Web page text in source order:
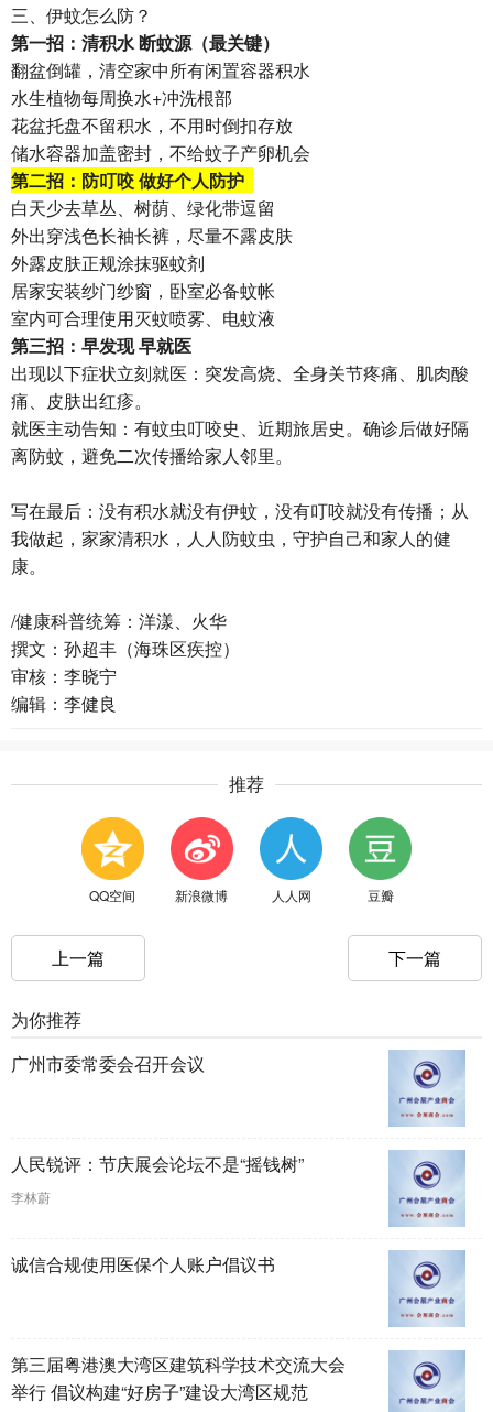
三、伊蚊怎么防？
第一招： 清积水断蚊源（最关键）
翻盆倒罐，清空家中所有闲置容器积水
水生植物每周换水+冲洗根部
花盆托盘不留积水，不用时倒扣存放
储水容器加盖密封，不给蚊子产卵机会
第二招： 防叮咬 做好个人防护
白天少去草丛、树荫、绿化带逗留
外出穿浅色长袖长裤，尽量不露皮肤
外露皮肤正规涂抹驱蚊剂
居家安装纱门纱窗，卧室必备蚊帐
室内可合理使用灭蚊喷雾、电蚊液
第三招： 早发现 早就医
出现以下症状立刻就医：突发高烧、全身关节疼痛、肌肉酸
痛、皮肤出红疹。
就医主动告知：有蚊虫叮咬史、近期旅居史。确诊后做好隔
离防蚊，避免二次传播给家人邻里。
写在最后：没有积水就没有伊蚊，没有叮咬就没有传播；从
我做起，家家清积水，人人防蚊虫，守护自己和家人的健
康。
/健康科普统筹：洋漾、火华
撰文：孙超丰（海珠区疾控）
审核：李晓宁
编辑：李健良
推荐
QQ空间 新浪微博 人人网 豆瓣
上一篇 下一篇
为你推荐
广州市委常委会召开会议
人民锐评：节庆展会论坛不是“摇钱树”
李林蔚
诚信合规使用医保个人账户倡议书
第三届粤港澳大湾区建筑科学技术交流大会
举行 倡议构建“好房子”建设大湾区规范